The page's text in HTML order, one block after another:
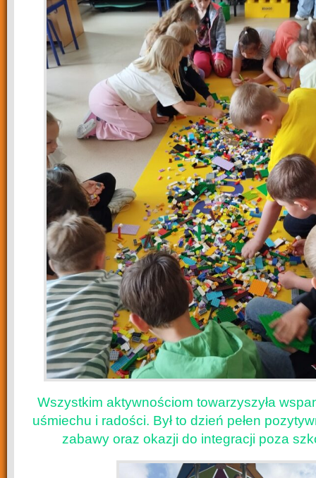
Wszystkim aktywnościom towarzyszyła
uśmiechu i radości. Był to dzień pełen
zabawy oraz okazji do integracji poza